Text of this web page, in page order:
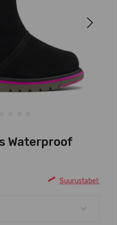
Next
Waterproof
Suurustabel: